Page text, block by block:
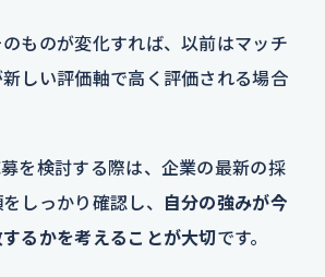
ものが変化すれば、以前はマッチ
しい評価軸で高く評価される場合
を検討する際は、企業の最新の採
しっかり確認し、
自分の強みが今
るかを考えることが大切です。